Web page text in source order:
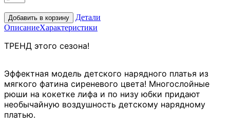
Детали
ОписаниеХарактеристики
ТРЕНД этого сезона!
Эффектная модель детского нарядного платья из
мягкого фатина сиреневого цвета! Многослойные
рюши на кокетке лифа и по низу юбки придают
необычайную воздушность детскому нарядному
платью.